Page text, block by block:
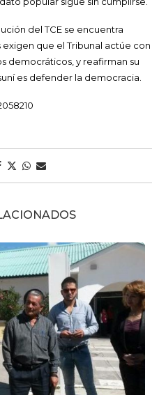
del TCE se encuentra
que el Tribunal actúe con
democráticos, y reafirman su
es defender la democracia.